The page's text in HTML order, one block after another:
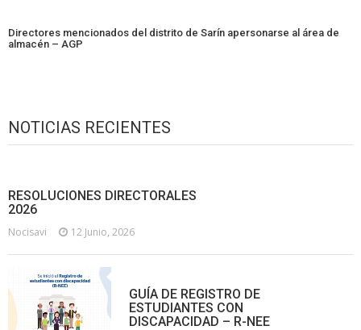
Directores mencionados del distrito de Sarín apersonarse al área de
almacén – AGP
NOTICIAS RECIENTES
RESOLUCIONES DIRECTORALES
2026
Nocisavi 12 Junio, 2026
GUÍA DE REGISTRO DE
ESTUDIANTES CON
DISCAPACIDAD – R-NEE